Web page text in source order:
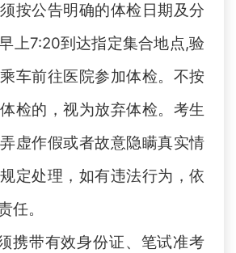
按公告明确的体检日期及分
上7:20到达指定集合地点,验
车前往医院参加体检。不按
检的，视为放弃体检。考生
虚作假或者故意隐瞒真实情
定处理，如有违法行为，依
任。
携带有效身份证、笔试准考